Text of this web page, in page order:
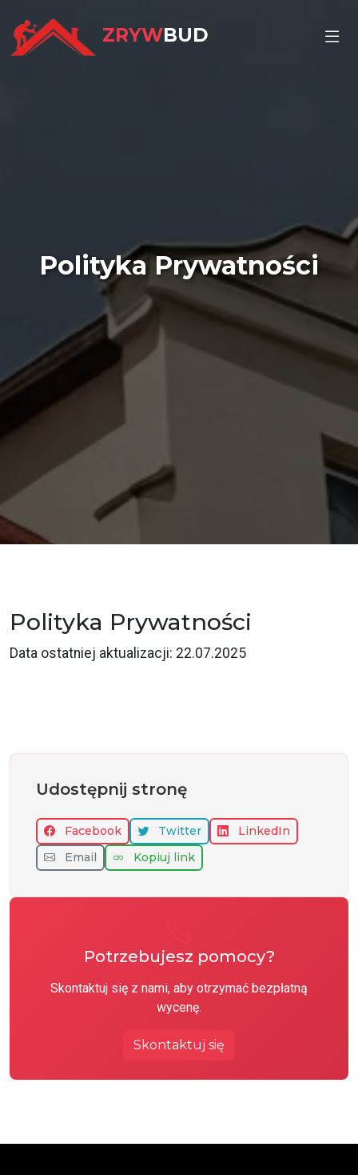
ZRYWBUD
Polityka Prywatności
Polityka Prywatności
Data ostatniej aktualizacji: 22.07.2025
Udostępnij stronę
Facebook Twitter
LinkedIn
Email
Kopiuj link
Potrzebujesz pomocy?
Skontaktuj się z nami, aby otrzymać bezpłatną
wycenę.
Skontaktuj się